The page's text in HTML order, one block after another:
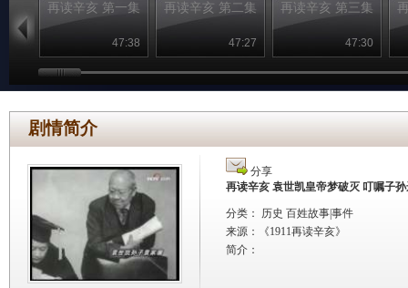
再读辛亥 第一集
47:38
再读辛亥 第二集
47:27
再读辛亥 第三集
47:30
剧情简介
分享
再读辛亥 袁世凯皇帝梦破灭 叮嘱子
分类： 历史 百姓故事|事件
来源：
《1911再读辛亥》
简介：